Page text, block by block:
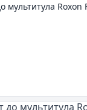
мультитула